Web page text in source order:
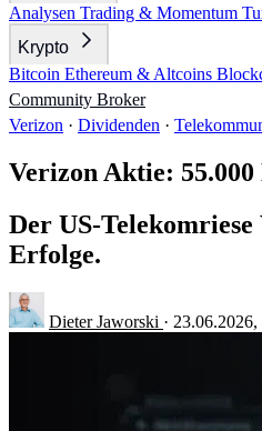
Analysen Trading & Momentum
Krypto
Bitcoin Ethereum & Altcoins
Community Broker
Verizon · Dividenden ·
Verizon Aktie:
Der US-
Erfolge.
Dieter Jaworski ·